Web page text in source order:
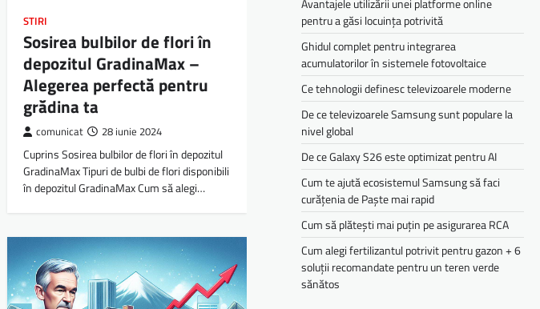
STIRI
Sosirea bulbilor de flori în
depozitul GradinaMax –
Alegerea perfectă pentru
grădina ta
comunicat 28 iunie 2024
Cuprins Sosirea bulbilor de flori în depozitul
GradinaMax Tipuri de bulbi de flori disponibili
în depozitul GradinaMax Cum să alegi…
Avantajele utilizării unei platforme online
pentru a găsi locuința potrivită
Ghidul complet pentru integrarea
acumulatorilor în sistemele fotovoltaice
Ce tehnologii definesc televizoarele moderne
De ce televizoarele Samsung sunt populare la
nivel global
De ce Galaxy S26 este optimizat pentru AI
Cum te ajută ecosistemul Samsung să faci
curățenia de Paște mai rapid
Cum să plătești mai puțin pe asigurarea RCA
Cum alegi fertilizantul potrivit pentru gazon + 6
soluții recomandate pentru un teren verde
sănătos